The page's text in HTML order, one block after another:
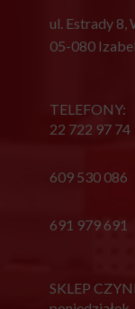
ul. Estrady 8,
05-080
TELEFONY:
22 722 97 74
609 530 086
691 979 691
SKLEP